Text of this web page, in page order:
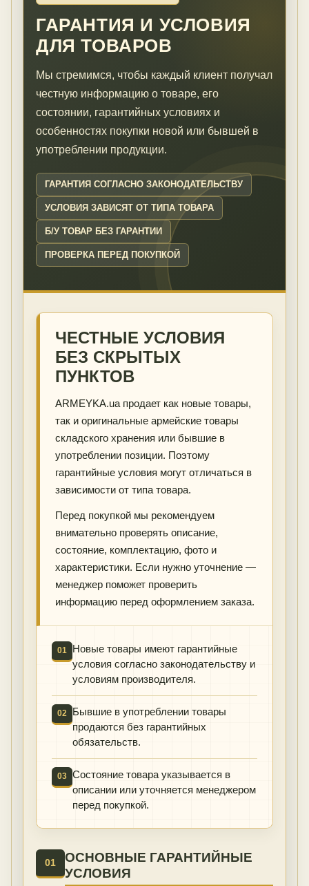
ГАРАНТИЯ И УСЛОВИЯ
ДЛЯ ТОВАРОВ
Мы стремимся, чтобы каждый клиент получал
честную информацию о товаре, его
состоянии, гарантийных условиях и
особенностях покупки новой или бывшей в
употреблении продукции.
ГАРАНТИЯ СОГЛАСНО ЗАКОНОДАТЕЛЬСТВУ
УСЛОВИЯ ЗАВИСЯТ ОТ ТИПА ТОВАРА
Б/У ТОВАР БЕЗ ГАРАНТИИ
ПРОВЕРКА ПЕРЕД ПОКУПКОЙ
ЧЕСТНЫЕ УСЛОВИЯ
БЕЗ СКРЫТЫХ
ПУНКТОВ
ARMEYKA.ua продает как новые товары,
так и оригинальные армейские товары
складского хранения или бывшие в
употреблении позиции. Поэтому
гарантийные условия могут отличаться в
зависимости от типа товара.
Перед покупкой мы рекомендуем
внимательно проверять описание,
состояние, комплектацию, фото и
характеристики. Если нужно уточнение —
менеджер поможет проверить
информацию перед оформлением заказа.
01
Новые товары имеют гарантийные
условия согласно законодательству и
условиям производителя.
02
Бывшие в употреблении товары
продаются без гарантийных
обязательств.
03 Состояние товара указывается в
описании или уточняется менеджером
перед покупкой.
01
ОСНОВНЫЕ ГАРАНТИЙНЫЕ
УСЛОВИЯ